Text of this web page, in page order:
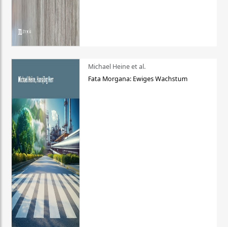
Michael Heine et al.
Fata Morgana: Ewiges Wachstum